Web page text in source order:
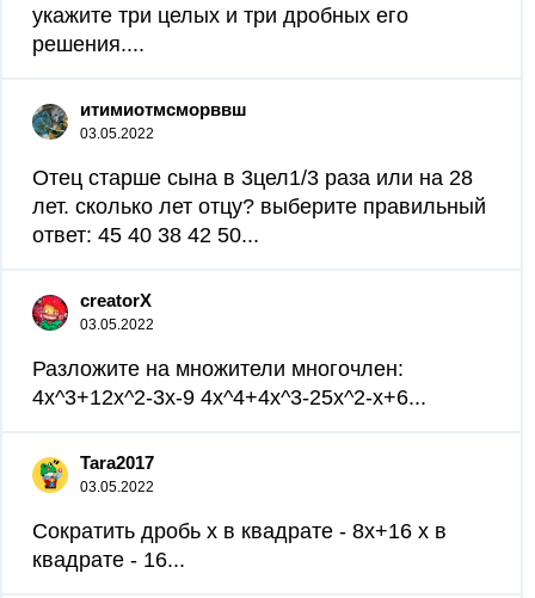
укажите три целых и три дробных его
решения....
итимиотмсморввш
03.05.2022
Отец старше сына в 3цел1/3 раза или на 28
лет. сколько лет отцу? выберите правильный
ответ: 45 40 38 42 50...
creatorX
03.05.2022
Разложите на множители многочлен:
4х^3+12х^2-3x-9 4x^4+4x^3-25x^2-x+6...
Tara2017
03.05.2022
Сократить дробь х в квадрате - 8х+16 х в
квадрате - 16...